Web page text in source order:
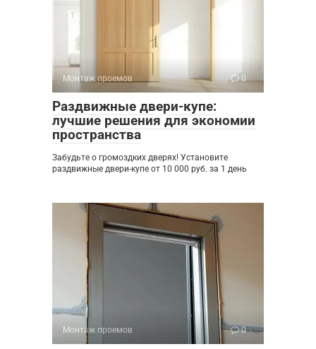
Монтаж проемов 0
Раздвижные двери-купе:
лучшие решения для экономии
пространства
Забудьте о громоздких дверях! Установите
раздвижные двери-купе от 10 000 руб. за 1 день
Монтаж проемов 0